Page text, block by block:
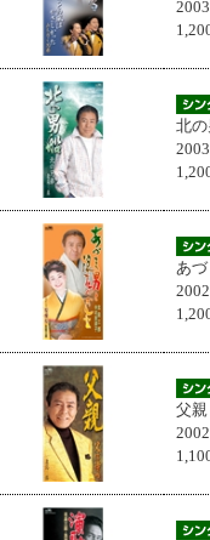
北
あ
父